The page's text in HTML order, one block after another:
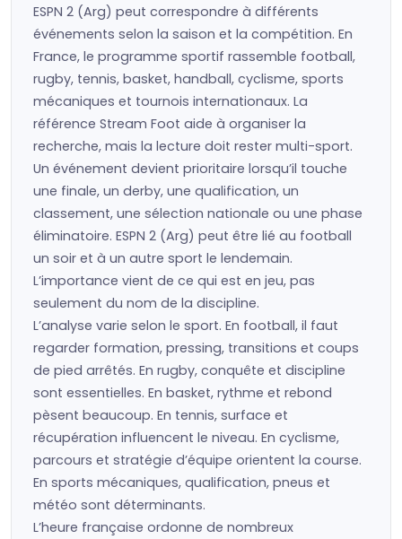
ESPN 2 (Arg) peut correspondre à différents
événements selon la saison et la compétition. En
France, le programme sportif rassemble football,
rugby, tennis, basket, handball, cyclisme, sports
mécaniques et tournois internationaux. La
référence Stream Foot aide à organiser la
recherche, mais la lecture doit rester multi-sport.
Un événement devient prioritaire lorsqu’il touche
une finale, un derby, une qualification, un
classement, une sélection nationale ou une phase
éliminatoire. ESPN 2 (Arg) peut être lié au football
un soir et à un autre sport le lendemain.
L’importance vient de ce qui est en jeu, pas
seulement du nom de la discipline.
L’analyse varie selon le sport. En football, il faut
regarder formation, pressing, transitions et coups
de pied arrêtés. En rugby, conquête et discipline
sont essentielles. En basket, rythme et rebond
pèsent beaucoup. En tennis, surface et
récupération influencent le niveau. En cyclisme,
parcours et stratégie d’équipe orientent la course.
En sports mécaniques, qualification, pneus et
météo sont déterminants.
L’heure française ordonne de nombreux